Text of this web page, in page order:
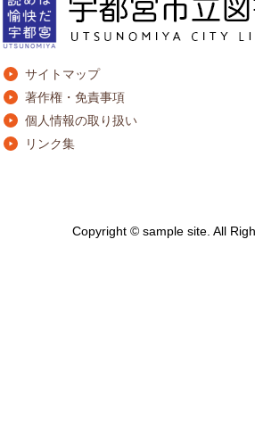
サイトマップ
著作権・免責事項
個人情報の取り扱い
リンク集
Copyright © sample site. All